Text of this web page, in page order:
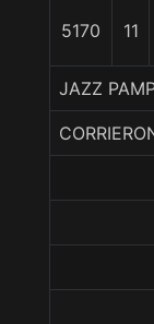
5170 11
JAZZ